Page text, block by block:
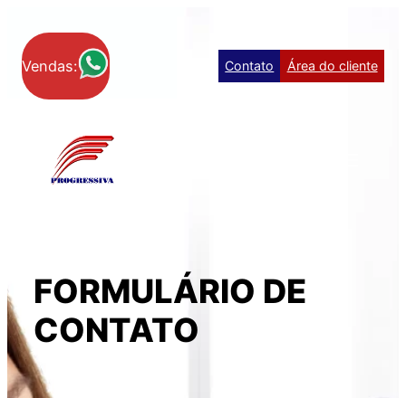
para
conteúdo
Vendas: Contato Área do cliente
FORMULÁRIO DE
CONTATO